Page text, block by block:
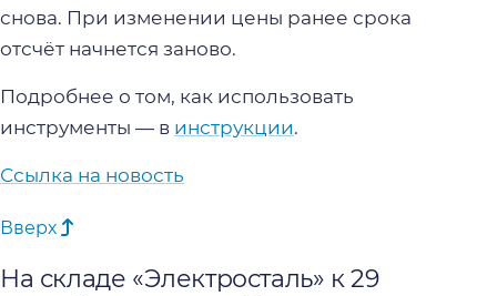
снова. При изменении цены ранее срока
отсчёт начнется заново.
Подробнее о том, как использовать
инструменты — в инструкции.
Ссылка на новость
Вверх
На складе «Электросталь» к 29